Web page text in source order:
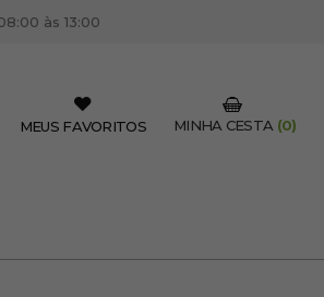
às 13:00
MINHA CESTA (0)
MEUS FAVORITOS